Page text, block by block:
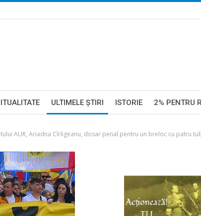
ULTIMELE ŞTIRI ISTORIE 2% PENTRU
AUR, Ariadna Cîrligeanu, dosar penal pentru un breloc cu patru